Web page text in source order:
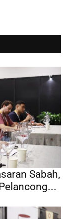
Sabah,